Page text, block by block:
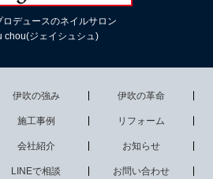
ロデュースのネイルサロン
chou(ジェイシュシュ)
伊吹の強み 伊吹の革命
施工事例 リフォーム
会社紹介 お知らせ
LINEで相談 お問い合わせ